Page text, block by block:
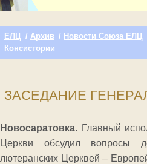
ЕЛЦ / Архив / Новости Союза ЕЛЦ
Консистории
ЗАСЕДАНИЕ
Новосаратовка. Главный
Церкви обсудил вопросы
лютеранских Церквей –